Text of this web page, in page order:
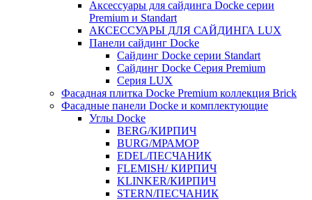
Аксессуары для сайдинга Docke серии
Premium и Standart
АКСЕССУАРЫ ДЛЯ САЙДИНГА LUX
Панели сайдинг Docke
Cайдинг Docke серии Standart
Сайдинг Docke Серия Premium
Серия LUX
Фасадная плитка Docke Premium коллекция Brick
Фасадные панели Docke и комплектующие
Углы Docke
BERG/КИРПИЧ
BURG/МРАМОР
EDEL/ПЕСЧАНИК
FLEMISH/ КИРПИЧ
KLINKER/КИРПИЧ
STERN/ПЕСЧАНИК